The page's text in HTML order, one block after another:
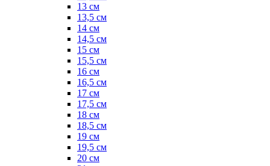
13 см
13,5 см
14 см
14,5 см
15 см
15,5 см
16 см
16,5 см
17 см
17,5 см
18 см
18,5 см
19 см
19,5 см
20 см